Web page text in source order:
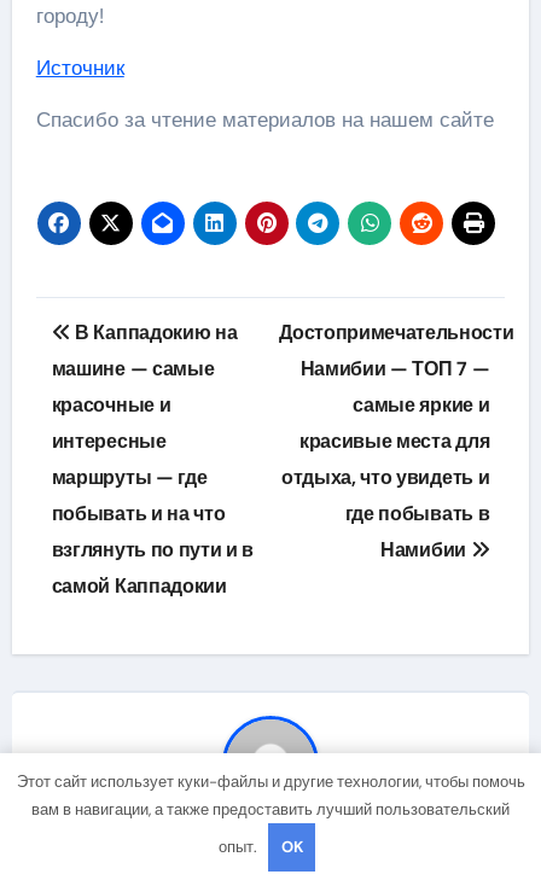
городу!
Источник
Спасибо за чтение материалов на нашем сайте
Навигация
по
записям
В Каппадокию на
машине — самые
красочные и
интересные
маршруты — где
побывать и на что
взглянуть по пути и в
самой Каппадокии
Достопримечательности
Намибии — ТОП 7 —
самые яркие и
красивые места для
отдыха, что увидеть и
где побывать в
Намибии
Авторstudiohallo_
Этот сайт использует куки-файлы и другие технологии, чтобы помочь
вам в навигации, а также предоставить лучший пользовательский
опыт.
OK